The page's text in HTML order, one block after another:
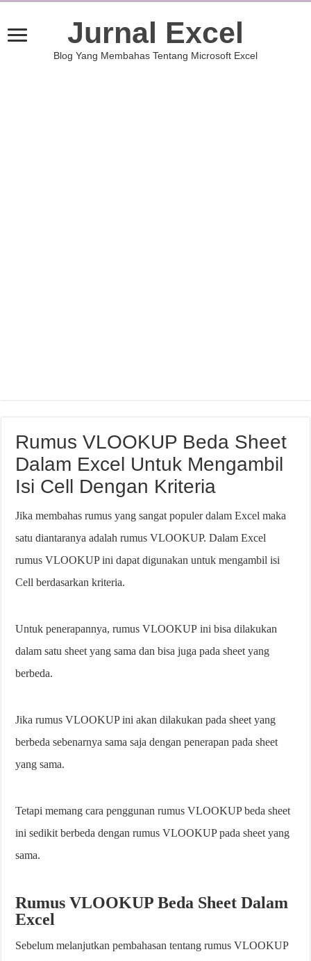
Jurnal Excel
Blog Yang Membahas Tentang Microsoft Excel
Rumus VLOOKUP Beda Sheet
Dalam Excel Untuk Mengambil
Isi Cell Dengan Kriteria
Jika membahas rumus yang sangat populer dalam Excel maka
satu diantaranya adalah rumus VLOOKUP. Dalam Excel
rumus VLOOKUP ini dapat digunakan untuk mengambil isi
Cell berdasarkan kriteria.
Untuk penerapannya, rumus VLOOKUP ini bisa dilakukan
dalam satu sheet yang sama dan bisa juga pada sheet yang
berbeda.
Jika rumus VLOOKUP ini akan dilakukan pada sheet yang
berbeda sebenarnya sama saja dengan penerapan pada sheet
yang sama.
Tetapi memang cara penggunan rumus VLOOKUP beda sheet
ini sedikit berbeda dengan rumus VLOOKUP pada sheet yang
sama.
Rumus VLOOKUP Beda Sheet Dalam
Excel
Sebelum melanjutkan pembahasan tentang rumus VLOOKUP